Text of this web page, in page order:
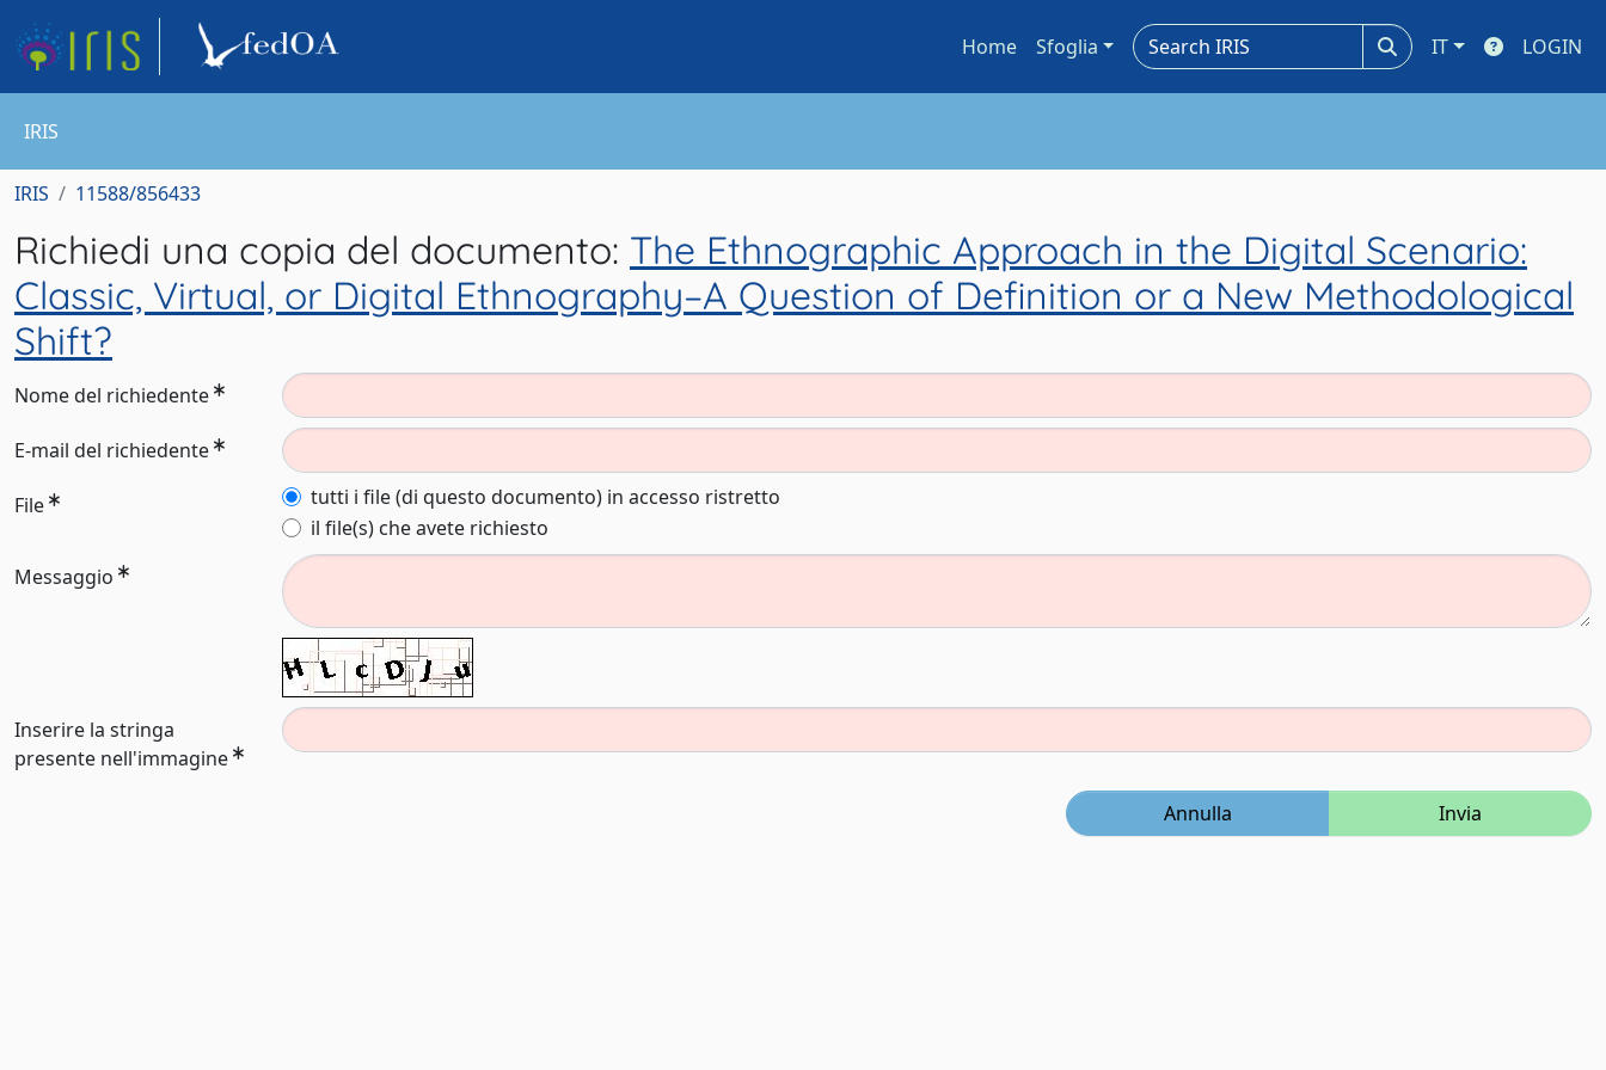
Home Sfoglia IT LOGIN
IRIS
IRIS 11588/856433
Richiedi una copia del documento: The Ethnographic Approach in the Digital Scenario:
Classic, Virtual, or Digital Ethnography–A Question of Definition or a New Methodological
Shift?
Nome del richiedente
E-mail del richiedente
File
tutti i file (di questo documento) in accesso ristretto
il file(s) che avete richiesto
Messaggio
Inserire la stringa
presente nell'immagine
Annulla Invia